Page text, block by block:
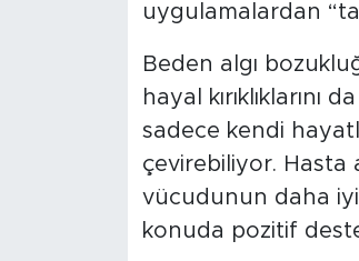
uygulamalardan
Beden algı
hayal kırıklıklarını
sadece kendi
çevirebiliyor. Hasta
vücudunun daha
konuda pozitif